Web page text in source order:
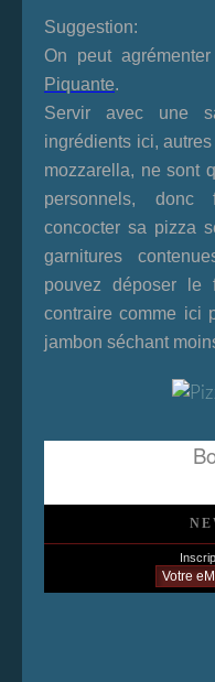
Suggestion:
On peut
Piquante.
Servir avec une
ingrédients ici,
mozzarella, ne sont
personnels, donc
concocter sa pizza
garnitures
pouvez déposer le
contraire comme ici
jambon séchant